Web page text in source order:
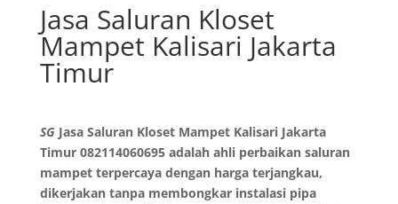
Jasa Saluran Kloset
Mampet Kalisari Jakarta
Timur
SGJasa Saluran Kloset Mampet Kalisari Jakarta
Timur 082114060695 adalah ahli perbaikan saluran
mampet terpercaya dengan harga terjangkau,
dikerjakan tanpa membongkar instalasi pipa